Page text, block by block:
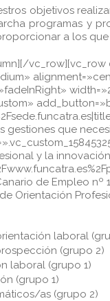
objetivos
programas y
a los
vc_row][vc_row
gestiones que
y la
de Empleo
Orientación
laboral
(grupo 2)
laboral (grupo 1)
(grupo 1)
as (grupo 2)